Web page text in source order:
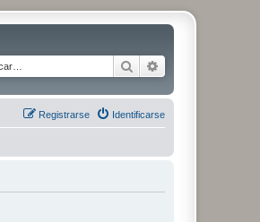
Buscar
Identificarse
Registrarse